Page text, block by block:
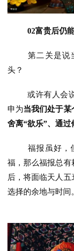
02富贵后仍
第二关是说
头？
或许有人会
申为当我们处于
舍离“欲乐”、通过
福报虽好，
福，那么福报总有
后，将面临天人
选择的余地与时间